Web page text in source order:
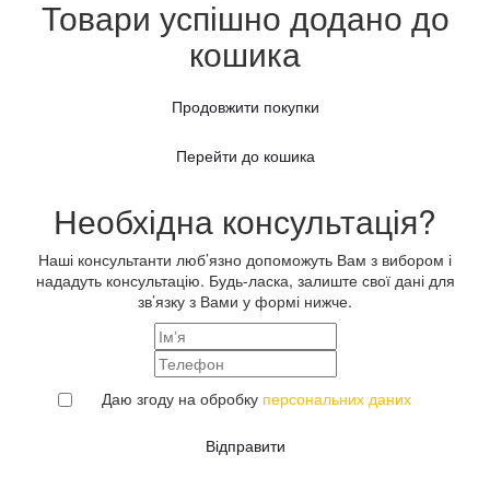
Товари успішно додано до
кошика
Продовжити покупки
Перейти до кошика
Необхідна консультація?
Наші консультанти люб’язно допоможуть Вам з вибором і
нададуть консультацію. Будь-ласка, залиште свої дані для
зв’язку з Вами у формі нижче.
Даю згоду на обробку персональних даних
Відправити